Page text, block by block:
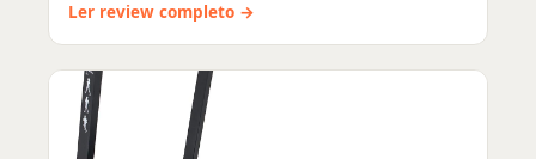
Ler review completo →